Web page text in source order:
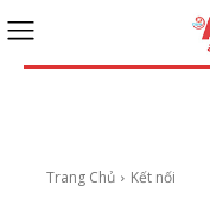
Trang Chủ Kết nối